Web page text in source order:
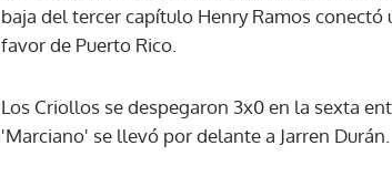
baja del tercer capítulo Henry Ramos
favor de Puerto Rico.
Los Criollos se despegaron 3x0 en la sexta
'Marciano' se llevó por delante a Jarren Durán.